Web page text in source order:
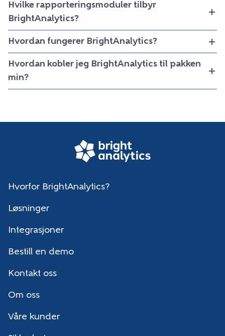
Hvilke rapporteringsmoduler tilbyr
BrightAnalytics?
Hvordan fungerer BrightAnalytics?
Hvordan kobler jeg BrightAnalytics til pakken
min?
Hvorfor BrightAnalytics?
Løsninger
Integrasjoner
Bestill en demo
Kontakt oss
Om oss
Våre kunder